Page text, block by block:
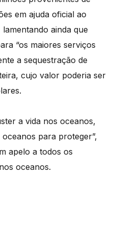
em ajuda oficial ao
ainda que
“os maiores serviços
a sequestração de
cujo valor poderia ser
a vida nos oceanos,
para proteger”,
apelo a todos os
oceanos.